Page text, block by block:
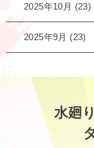
2025年10月 (23)
2025年9月 (23)
水廻